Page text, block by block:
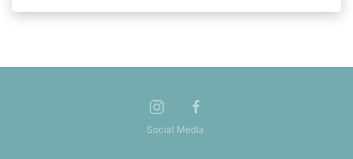
Social Media